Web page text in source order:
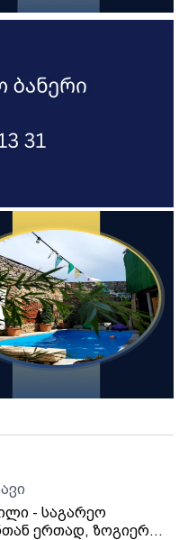
- საგარეო
ერთად, ზოგიერთი